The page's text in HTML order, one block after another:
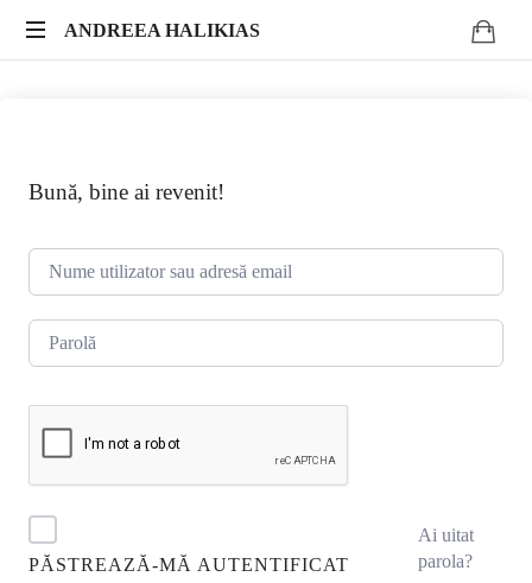
ANDREEA
ANDREEA HALIKIAS
impact
Bună, bine ai revenit!
PĂSTREAZĂ-MĂ AUTENTIFICAT
Ai uitat
parola?